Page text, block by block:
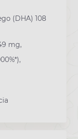
(DHA) 108
mg,